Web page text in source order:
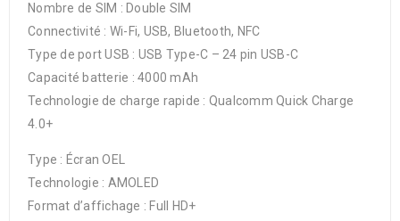
Nombre de SIM : Double SIM
Connectivité : Wi-Fi, USB, Bluetooth, NFC
Type de port USB : USB Type-C – 24 pin USB-C
Capacité batterie : 4000 mAh
Technologie de charge rapide : Qualcomm Quick Charge
4.0+
Type : Écran OEL
Technologie : AMOLED
Format d’affichage : Full HD+